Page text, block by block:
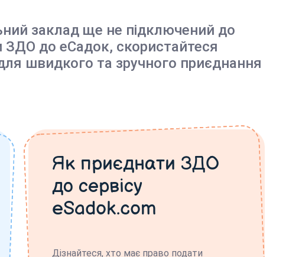
заклад ще не підключений до
до еСадок, скористайтеся
швидкого та зручного приєднання
Як приєднати ЗДО
до сервісу
eSadok.com
Дізнайтеся, хто має право подати